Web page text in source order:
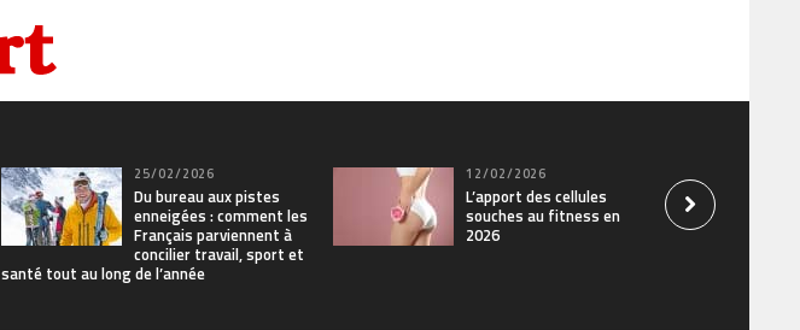
25/02/2026
Du bureau aux pistes
enneigées : comment les
Français parviennent à
concilier travail, sport et
santé tout au long de l’année
12/02/2026
L’apport des cellules
souches au fitness en
2026